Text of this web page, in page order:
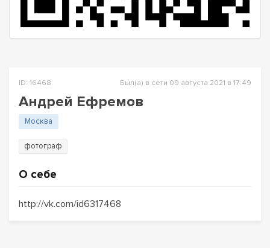
ID: 16468 Был(а) в сети 09 августа 2021 в 17:49
Андрей Ефремов
Москва
фотограф
О себе
http://vk.com/id6317468